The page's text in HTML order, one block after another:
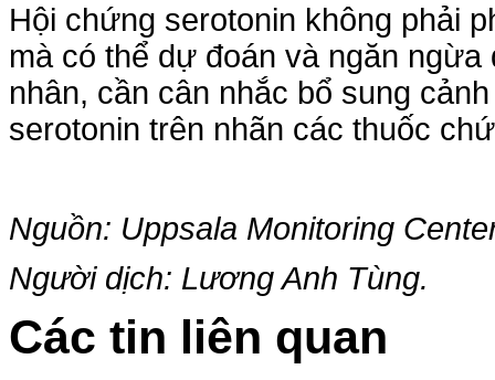
Hội chứng serotonin không phải
mà có thể dự đoán và ngăn
nhân, cần cân nhắc bổ sung
serotonin trên nhãn các thuốc
Nguồn: Uppsala Monitoring
Người dịch: Lương Anh Tùng.
Các tin liên quan